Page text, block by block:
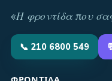
«Η φροντίδα που
📞 210 6800 549